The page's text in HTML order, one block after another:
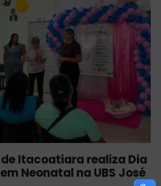
Itacoatiara realiza Dia
Neonatal na UBS José